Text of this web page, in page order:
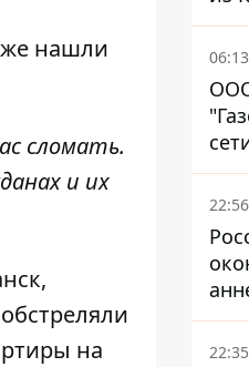
нашли
сломать.
и их
на
06:13
суд